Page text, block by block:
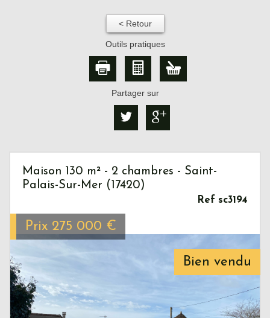
< Retour
Outils pratiques
Partager sur
Bien vendu
Maison 130 m² - 2 chambres - Saint-
Palais-Sur-Mer (17420)
Ref sc3194
Prix 275 000 €